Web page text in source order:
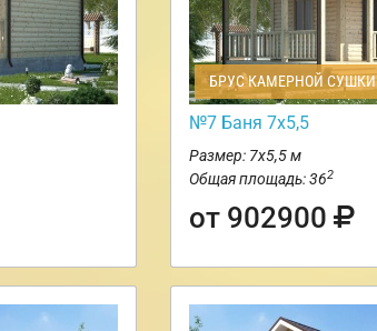
БРУС КАМЕРНОЙ СУШКИ
№7 Баня 7х5,5
Размер: 7х5,5 м
Общая площадь: 362
от 902900